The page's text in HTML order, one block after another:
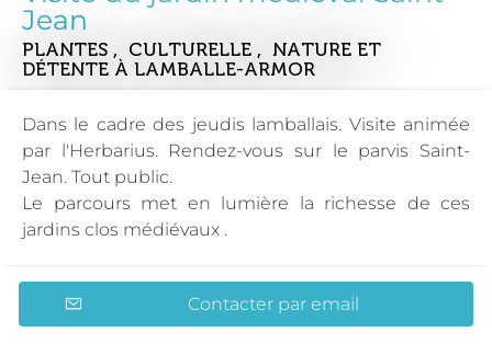
Jean
PLANTES , CULTURELLE , NATURE ET
DÉTENTE À LAMBALLE-ARMOR
Dans le cadre des jeudis lamballais. Visite animée
par l'Herbarius. Rendez-vous sur le parvis Saint-
Jean. Tout public.
Le parcours met en lumière la richesse de ces
jardins clos médiévaux .
Contacter par email